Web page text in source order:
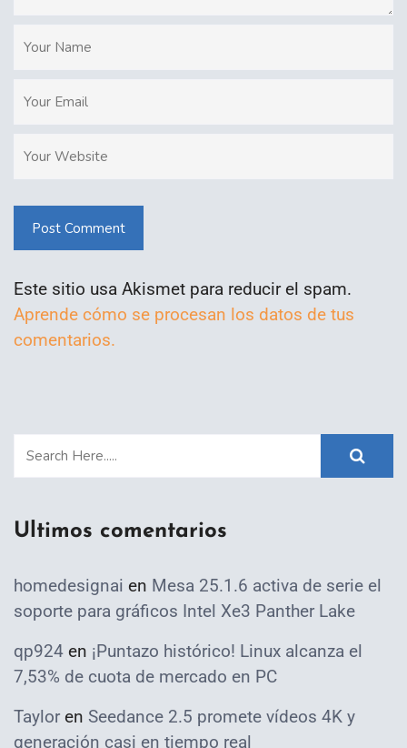
Post Comment
Este sitio usa Akismet para reducir el spam.
Aprende cómo se procesan los datos de tus
comentarios.
Ultimos comentarios
homedesignai en Mesa 25.1.6 activa de serie el
soporte para gráficos Intel Xe3 Panther Lake
qp924 en ¡Puntazo histórico! Linux alcanza el
7,53% de cuota de mercado en PC
Taylor en Seedance 2.5 promete vídeos 4K y
generación casi en tiempo real